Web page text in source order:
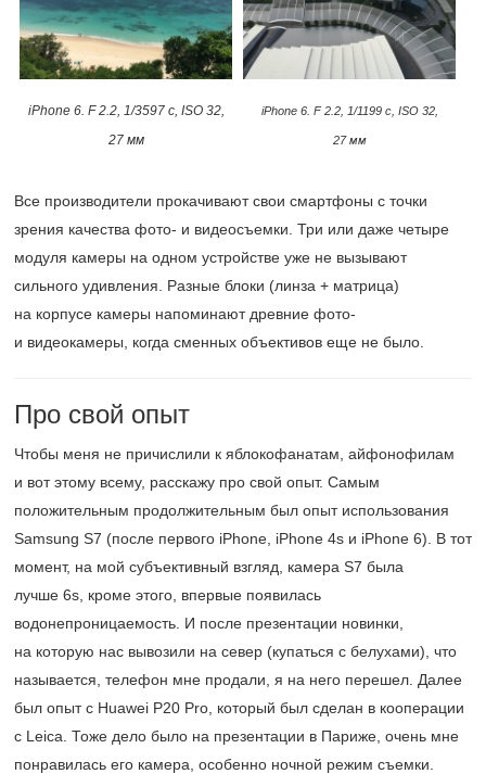
iPhone 6​. F 2.2, 1/3597 с, ISO 32,
27 мм
iPhone 6. F 2.2, 1/1199 с, ISO 32,
27 мм
Все производители прокачивают свои смартфоны с точки
зрения качества фото- и видеосъемки. Три или даже четыре
модуля камеры на одном устройстве уже не вызывают
сильного удивления. Разные блоки (линза + матрица)
на корпусе камеры напоминают древние фото-
и видеокамеры, когда сменных объективов еще не было.
Про свой опыт
Чтобы меня не причислили к яблокофанатам, айфонофилам
и вот этому всему, расскажу про свой опыт. Самым
положительным продолжительным был опыт использования
Samsung S7 (после первого iPhone, iPhone 4s и iPhone 6). В тот
момент, на мой субъективный взгляд, камера S7 была
лучше 6s, кроме этого, впервые появилась
водонепроницаемость. И после презентации новинки,
на которую нас вывозили на север (купаться с белухами), что
называется, телефон мне продали, я на него перешел. Далее
был опыт с Huawei P20 Pro, который был сделан в кооперации
с Leica. Тоже дело было на презентации в Париже, очень мне
понравилась его камера, особенно ночной режим съемки.